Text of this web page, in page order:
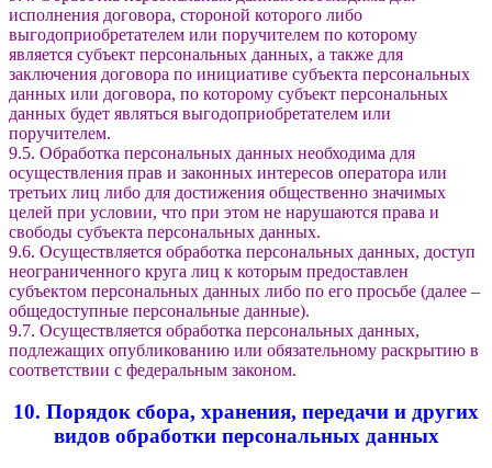
исполнения договора, стороной которого либо
выгодоприобретателем или поручителем по которому
является субъект персональных данных, а также для
заключения договора по инициативе субъекта персональных
данных или договора, по которому субъект персональных
данных будет являться выгодоприобретателем или
поручителем.
9.5. Обработка персональных данных необходима для
осуществления прав и законных интересов оператора или
третьих лиц либо для достижения общественно значимых
целей при условии, что при этом не нарушаются права и
свободы субъекта персональных данных.
9.6. Осуществляется обработка персональных данных, доступ
неограниченного круга лиц к которым предоставлен
субъектом персональных данных либо по его просьбе (далее –
общедоступные персональные данные).
9.7. Осуществляется обработка персональных данных,
подлежащих опубликованию или обязательному раскрытию в
соответствии с федеральным законом.
10. Порядок сбора, хранения, передачи и других
видов обработки персональных данных